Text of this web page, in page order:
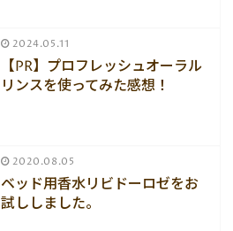
2024.05.11
【PR】プロフレッシュオーラル
リンスを使ってみた感想！
2020.08.05
ベッド用香水リビドーロゼをお
試ししました。